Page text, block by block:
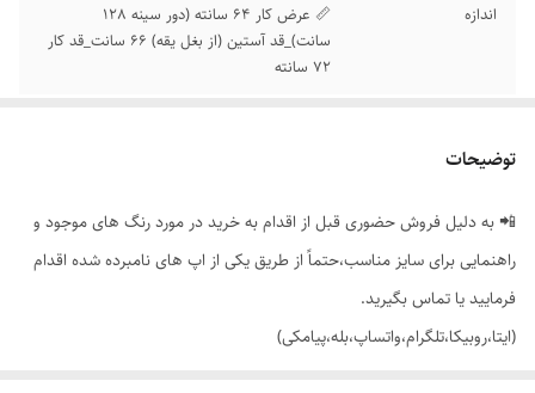
اندازه
📏 عرض کار 64 سانته (دور سینه 128
سانت)_قد آستین (از بغل یقه) 66 سانت_قد کار
72 سانته
توضیحات
📲 به دلیل فروش حضوری قبل از اقدام به خرید در مورد رنگ های موجود و
راهنمایی برای سایز مناسب،حتماً از طریق یکی از اپ های نامبرده شده اقدام
فرمایید یا تماس بگیرید.
(ایتا،روبیکا،تلگرام،واتساپ،بله،پیامکی)